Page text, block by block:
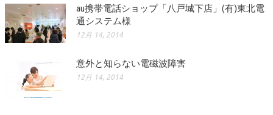
au携帯電話ショップ「八戸城下店」(有)東北電
通システム様
12月 14, 2014
意外と知らない電磁波障害
12月 14, 2014